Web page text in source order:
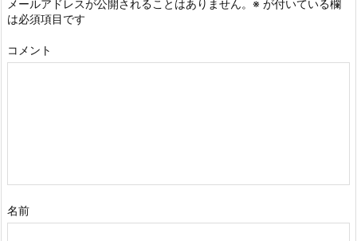
メールアドレスが公開されることはありません。 ※ が付いている欄
は必須項目です
コメント
名前